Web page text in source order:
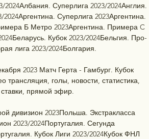
Суперлига 2023/2024Англия.
Суперлига 2023Аргентина.
Б Метро 2023Аргентина. Примера C
Кубок 2023/2024Бельгия. Про-
лига 2023/2024Болгария.
2023 Матч Герта - Гамбург. Кубок
трансляция, голы, новости, статистика,
прямой эфир.
дивизион 2023Польша. Экстракласса
2023/2024Португалия. Сегунда
Кубок Лиги 2023/2024Кубок ФНЛ